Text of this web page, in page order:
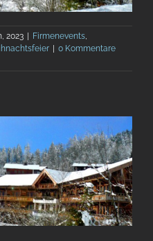
2023 | Firmenevents,
| 0 Kommentare